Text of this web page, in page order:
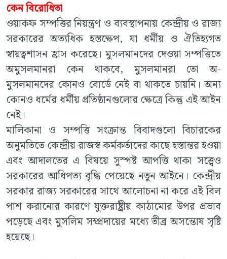
কেন বিরোধিতা
ওয়াকফ সম্পত্তির নিয়ন্ত্রণ ও ব্যবস্থাপনায় কেন্দ্রীয় ও রাজ্য
সরকারের অত্যধিক হস্তক্ষেপ, যা ধর্মীয় ও ঐতিহ্যগত
স্বায়ত্বশাসন হ্রাস করেছে। মুসলমানদের দেওয়া সম্পত্তিতে
অমুসলমানরা কেন থাকবে, মুসলমানরা তো অ-
মুসলমানদের কোনও বোর্ডে নেই বা থাকতে চায়নি। অন্য
কোনও ধর্মের ধর্মীয় প্রতিষ্ঠানগুলোর ক্ষেত্রে কিন্তু এই আইন
নেই।
মালিকানা ও সম্পত্তি সংক্রান্ত বিবাদগুলো বিচারকের
অনুমতিতে কেন্দ্রীয় রাজস্ব কর্মকর্তাদের কাছে হস্তান্তর হওয়া
এবং আদালতের এ বিষয়ে সুস্পষ্ট আপত্তি থাকা সত্ত্বেও
সরকারের আধিপত্য বৃদ্ধি পেয়েছে নতুন আইনে। কেন্দ্রীয়
সরকার রাজ্য সরকারের সাথে আলোচনা না করে এই বিল
পাশ করানোর কারণে যুক্তরাষ্ট্রীয় কাঠামোর উপর প্রভাব
পড়েছে এবং মুসলিম সম্প্রদায়ের মধ্যে তীব্র অসন্তোষ সৃষ্টি
হয়েছে।